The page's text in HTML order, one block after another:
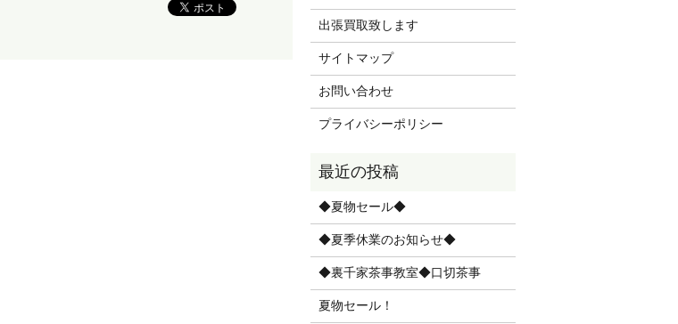
出張買取致します
サイトマップ
お問い合わせ
プライバシーポリシー
◆夏物セール◆
◆夏季休業のお知らせ◆
◆裏千家茶事教室◆口切茶事
夏物セール！